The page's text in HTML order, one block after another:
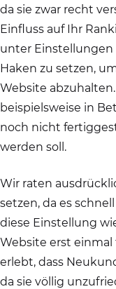
da sie zwar recht
Einfluss auf Ihr
unter Einstellungen
Haken zu setzen,
Website
beispielsweise in
noch nicht
werden soll.
Wir raten
setzen, da es
diese Einstellung
Website erst einmal
erlebt, dass
da sie völlig